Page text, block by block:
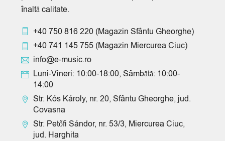
înaltă calitate.
+40 750 816 220 (Magazin Sfântu Gheorghe)
+40 741 145 755 (Magazin Miercurea Ciuc)
info@e-music.ro
Luni-Vineri: 10:00-18:00, Sâmbătă: 10:00-
14:00
Str. Kós Károly, nr. 20, Sfântu Gheorghe, jud.
Covasna
Str. Petőfi Sándor, nr. 53/3, Miercurea Ciuc,
jud. Harghita